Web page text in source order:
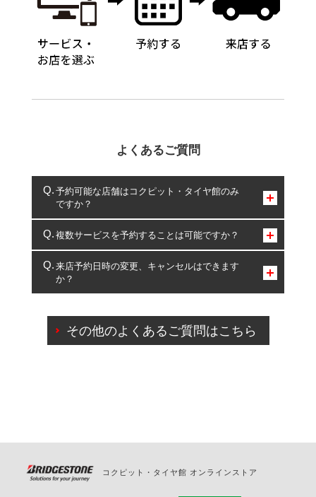
よくあるご質問
予約可能な店舗はコクピット・タイヤ館のみ
ですか？
コクピット・タイヤ館のみとなります。
複数サービスを予約することは可能ですか？
複数サービスのご予約は可能です。
一部の商品・サービスの組み合わせに限り、同時にご予約が
出来ないものもございます。
来店予約日時の変更、キャンセルはできます
か？
ご来店予約日の3営業日前を過ぎている場合のご予約
の日時変更につきましては、直接ご予約の店舗まで
その他のよくあるご質問はこちら
コクピット・タイヤ館 オンラインストア